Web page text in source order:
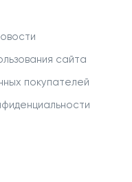
сайта
покупателей